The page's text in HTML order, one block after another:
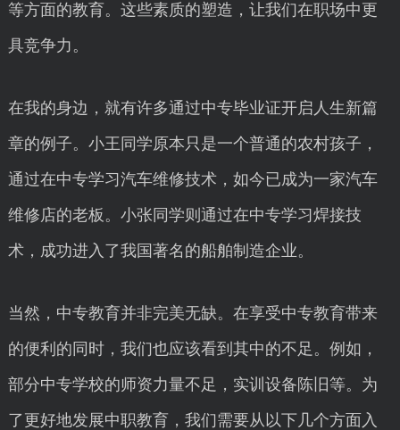
等方面的教育。这些素质的塑造，让我们在职场中更
具竞争力。
在我的身边，就有许多通过中专毕业证开启人生新篇
章的例子。小王同学原本只是一个普通的农村孩子，
通过在中专学习汽车维修技术，如今已成为一家汽车
维修店的老板。小张同学则通过在中专学习焊接技
术，成功进入了我国著名的船舶制造企业。
当然，中专教育并非完美无缺。在享受中专教育带来
的便利的同时，我们也应该看到其中的不足。例如，
部分中专学校的师资力量不足，实训设备陈旧等。为
了更好地发展中职教育，我们需要从以下几个方面入